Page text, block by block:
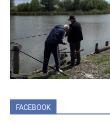
FACEBOOK